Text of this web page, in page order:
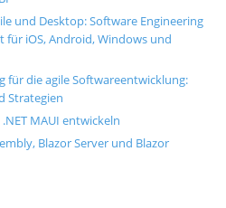
und Desktop: Software Engineering
für iOS, Android, Windows und
für die agile Softwareentwicklung:
Strategien
MAUI entwickeln
Blazor Server und Blazor